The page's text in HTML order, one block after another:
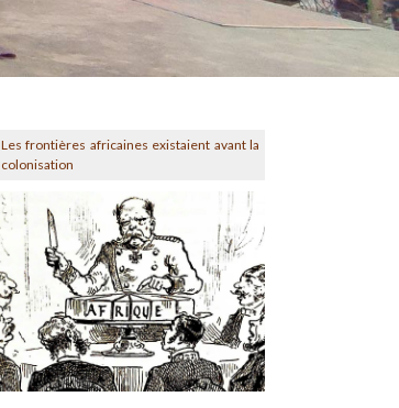
Les frontières africaines existaient avant la
colonisation